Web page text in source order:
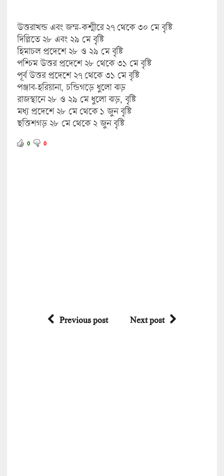
উত্তরাখন্ড এবং জম্ম-কশ্মীরে ২৭ থেকে ৩০ মে বৃষ্টি
দিল্লিতে ২৮ এবং ২৯ মে বৃষ্টি
হিমাচল প্রদেশে ২৮ ও ২৯ মে বৃষ্টি
পশ্চিম উত্তর প্রদেশে ২৮ থেকে ৩১ মে বৃষ্টি
পূর্ব উত্তর প্রদেশে ২৭ থেকে ৩১ মে বৃষ্টি
পঞ্জাব-হরিয়ানা, চন্ডিগড়ে ধুলো ঝড়
রাজস্থানে ২৮ ও ২৯ মে ধুলো ঝড়, বৃষ্টি
মধ্য প্রদেশে ২৮ মে থেকে ১ জুন বৃষ্টি
ছত্তিশগড় ২৮ মে থেকে ২ জুন বৃষ্টি
0 0
Previous post Next post